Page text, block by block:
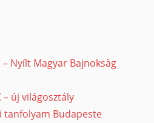
Nyílt Magyar Bajnoksàg
– új világosztály
tanfolyam Budapeste